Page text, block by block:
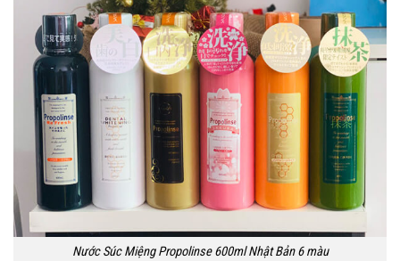
Nước Súc Miệng Propolinse 600ml Nhật Bản 6 màu